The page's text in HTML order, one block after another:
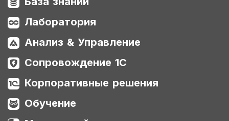
Лаборатория
Анализ & Управление
Сопровождение 1С
Корпоративные решения
Обучение